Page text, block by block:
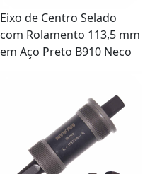
Eixo de Centro Selado
com Rolamento 113,5 mm
em Aço Preto B910 Neco